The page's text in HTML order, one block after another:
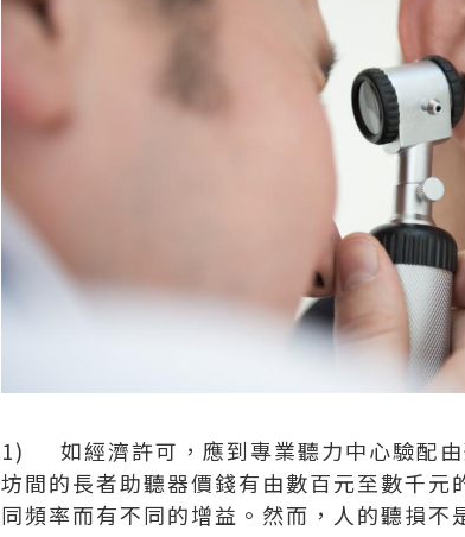
1) 如經濟許可，應到專業聽力中心驗配由
坊間的長者助聽器價錢有由數百元至數千
同頻率而有不同的增益。然而，人的聽損